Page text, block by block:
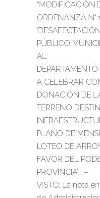
“MODIFICACIÓN
ORDENANZA N°
PÚBLICO
AL
A CELEBRAR
DONACIÓN DE
TERRENO
PLANO DE
LOTEO DE
FAVOR DEL
PROVINCIA’”. –
VISTO: La nota